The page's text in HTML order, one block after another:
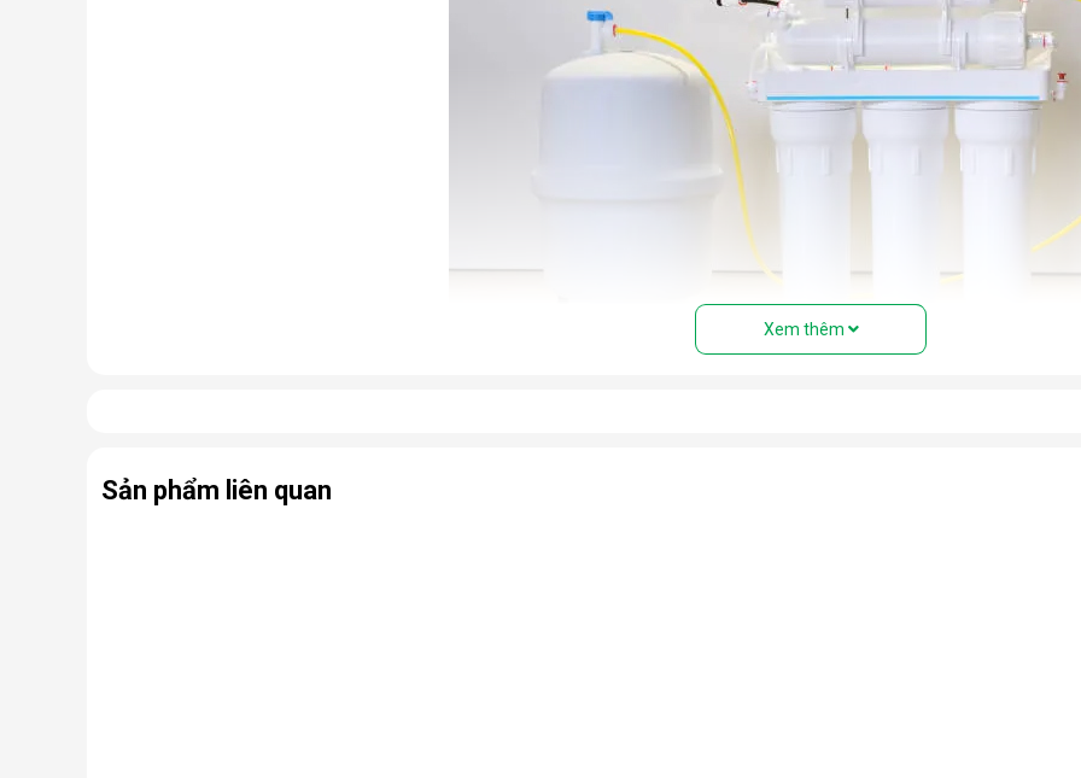
Màng lọc RO: Là trái tim của máy. Màng RO có khe lọc cực nhỏ (0.0001 micromet), chỉ cho phép các phân
Xem thêm
Sản phẩm liên quan